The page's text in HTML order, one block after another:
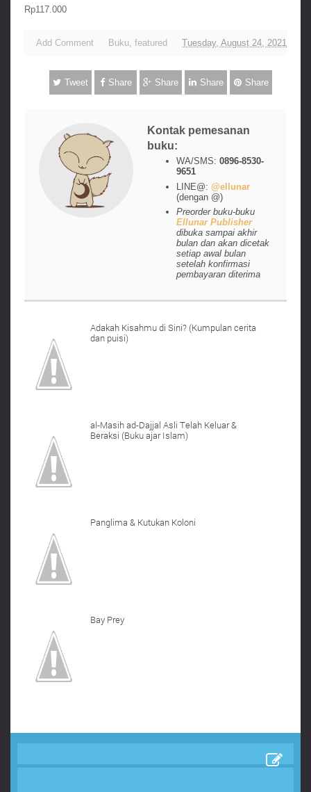
Rp117.000
Add Comment Buku, featured Tuesday, August 24, 2021
Tweet Share Share Share Share
Kontak pemesanan
buku:
WA/SMS:0896-8530-
9651
LINE@:@ellunar
(dengan @)
Preorder buku-buku
Ellunar Publisher
dibuka sampai akhir
bulan dan akan dicetak
setiap awal bulan
setelah konfirmasi
pembayaran diterima
Adakah Kisahmu di Sini? (Kumpulan cerita
dan puisi)
al-Masih ad-Dajjal Asli Telah Keluar &
Beraksi (Buku ajar Islam)
Panglima & Kutukan Koloni
Bay Prey